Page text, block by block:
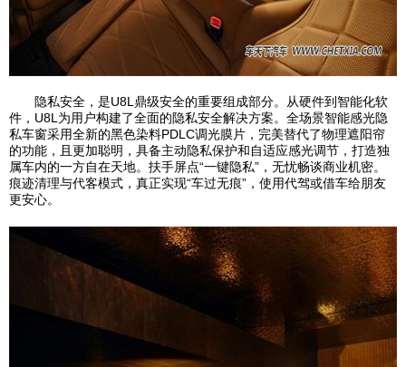
隐私安全，是U8L鼎级安全的重要组成部分。从硬件到智能化软
件，U8L为用户构建了全面的隐私安全解决方案。全场景智能感光隐
私车窗采用全新的黑色染料PDLC调光膜片，完美替代了物理遮阳帘
的功能，且更加聪明，具备主动隐私保护和自适应感光调节，打造独
属车内的一方自在天地。扶手屏点“一键隐私”，无忧畅谈商业机密。
痕迹清理与代客模式，真正实现“车过无痕”，使用代驾或借车给朋友
更安心。